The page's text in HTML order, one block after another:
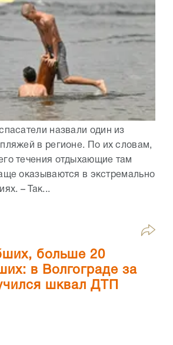
назвали один из
в регионе. По их словам,
течения отдыхающие там
оказываются в экстремально
– Так...
больше 20
в Волгограде за
шквал ДТП